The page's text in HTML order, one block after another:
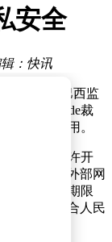
安全
：快讯
果公司与巴西监
管机构Cade裁
外分发应用。
要求苹果允许开
使用指向外部网
了20天的期限
亚尔（折合人民